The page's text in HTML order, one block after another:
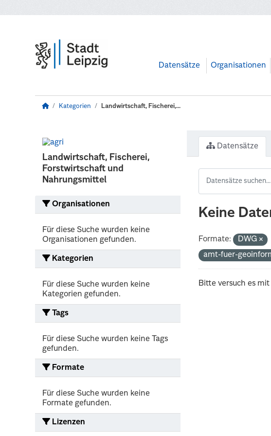
Datensätze Organisationen
Kategorien Landwirtschaft, Fischerei,...
Landwirtschaft, Fischerei,
Forstwirtschaft und
Nahrungsmittel
Organisationen
Für diese Suche wurden keine
Organisationen gefunden.
Kategorien
Für diese Suche wurden keine
Kategorien gefunden.
Tags
Für diese Suche wurden keine Tags
gefunden.
Formate
Für diese Suche wurden keine
Formate gefunden.
Lizenzen
Datensätze
Keine
Formate: DWG
amt-fuer-
Bitte versuch es